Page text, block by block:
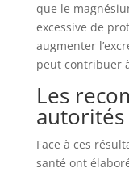
que le
excessive de
augmenter
peut contribuer
Les
Face à ces
santé ont